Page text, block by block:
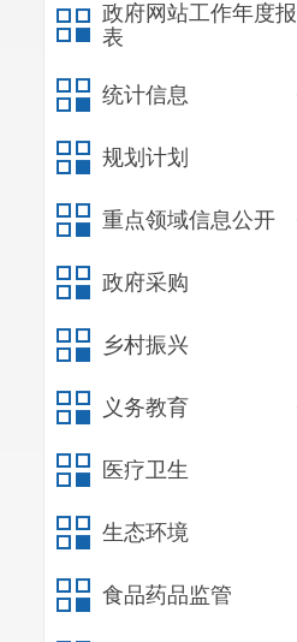
政府网站工作年度报
表
统计信息
规划计划
重点领域信息公开
政府采购
乡村振兴
义务教育
医疗卫生
生态环境
食品药品监管